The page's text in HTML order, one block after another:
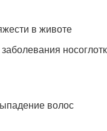
в животе
волос